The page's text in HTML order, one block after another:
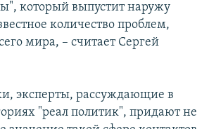
который выпустит наружу
количество проблем,
мира, – считает Сергей
эксперты, рассуждающие в
"реал политик", придают не